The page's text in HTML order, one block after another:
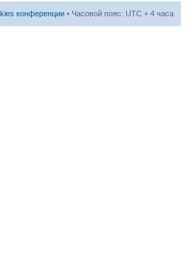
конференции • Часовой пояс: UTC + 4 часа